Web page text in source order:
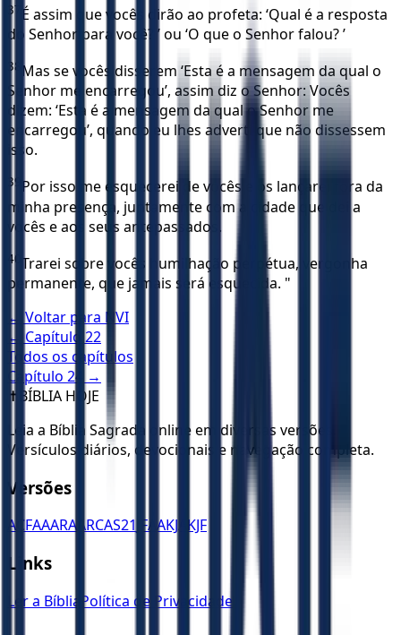
37 É assim que vocês dirão ao profeta: ‘Qual é a resposta
do Senhor para você? ’ ou ‘O que o Senhor falou? ’
38 Mas se vocês disserem ‘Esta é a mensagem da qual o
Senhor me encarregou’, assim diz o Senhor: Vocês
dizem: ‘Esta é a mensagem da qual o Senhor me
encarregou’, quando eu lhes adverti que não dissessem
isso.
39 Por isso me esquecerei de vocês e os lançarei fora da
minha presença, juntamente com a cidade que dei a
vocês e aos seus antepassados.
40 Trarei sobre vocês humilhação perpétua, vergonha
permanente, que jamais será esquecida. "
← Voltar para NVI
← Capítulo 22
Todos os capítulos
Capítulo 24
→
✝️ BÍBLIA HOJE
Leia a Bíblia Sagrada online em diversas versões.
Versículos diários, devocionais e navegação completa.
Versões
ACFAAARA ARCAS21 JFAAKJA KJF
Links
Ler a Bíblia Política de Privacidade